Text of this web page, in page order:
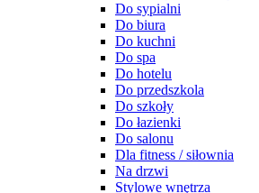
Do sypialni
Do biura
Do kuchni
Do spa
Do hotelu
Do przedszkola
Do szkoły
Do łazienki
Do salonu
Dla fitness / siłownia
Na drzwi
Stylowe wnętrza